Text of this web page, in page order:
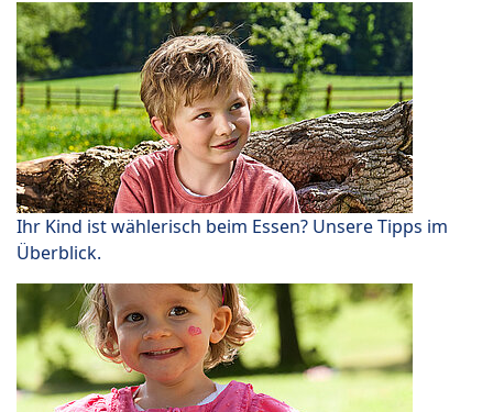
Ihr Kind ist wählerisch beim Essen? Unsere Tipps im
Überblick.